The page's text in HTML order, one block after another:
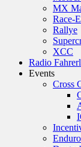
MX
Race-
Rallye
XCC
Radio
Events
Cross